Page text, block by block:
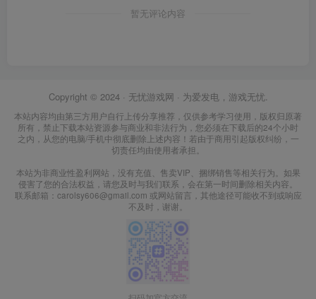
暂无评论内容
Copyright © 2024 · 无忧游戏网 · 为爱发电，游戏无忧.
本站内容均由第三方用户自行上传分享推荐，仅供参考学习使用，版权归原著
所有，禁止下载本站资源参与商业和非法行为，您必须在下载后的24个小时
之内，从您的电脑/手机中彻底删除上述内容！若由于商用引起版权纠纷，一
切责任均由使用者承担。
本站为非商业性盈利网站，没有充值、售卖VIP、捆绑销售等相关行为。如果
侵害了您的合法权益，请您及时与我们联系，会在第一时间删除相关内容。
联系邮箱：carolsy606@gmail.com 或网站留言，其他途径可能收不到或响应
不及时，谢谢。